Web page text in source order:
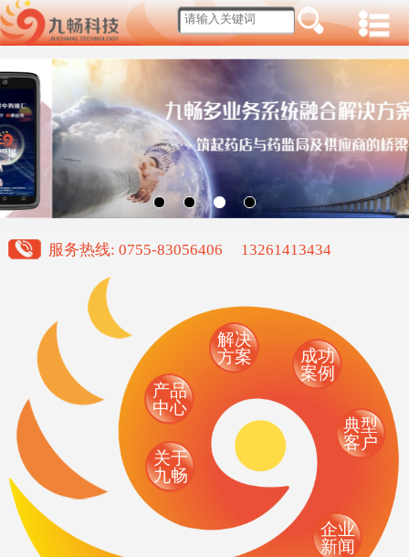
服务热线: 0755-83056406 13261413434
关于
九畅
产品
中心
解决
方案
成功
案例
典型
客户
企业
新闻